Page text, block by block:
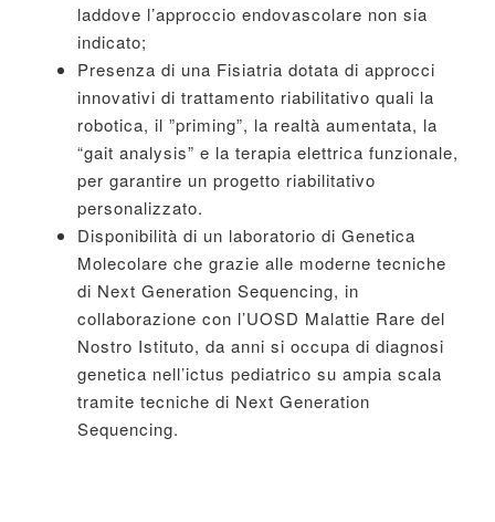
laddove l’approccio endovascolare non sia
indicato;
Presenza di una Fisiatria dotata di approcci
innovativi di trattamento riabilitativo quali la
robotica, il ”priming”, la realtà aumentata, la
“gait analysis” e la terapia elettrica funzionale,
per garantire un progetto riabilitativo
personalizzato.
Disponibilità di un laboratorio di Genetica
Molecolare che grazie alle moderne tecniche
di Next Generation Sequencing, in
collaborazione con l’UOSD Malattie Rare del
Nostro Istituto, da anni si occupa di diagnosi
genetica nell’ictus pediatrico su ampia scala
tramite tecniche di Next Generation
Sequencing.